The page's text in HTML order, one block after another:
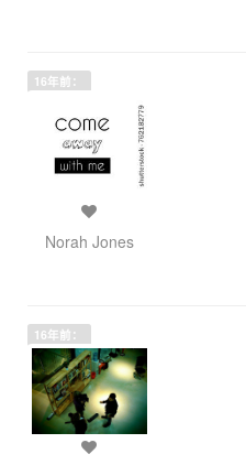
16年前：
Norah Jones
16年前：